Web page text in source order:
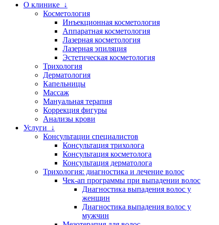
О клинике ↓
Косметология
Инъекционная косметология
Аппаратная косметология
Лазерная косметология
Лазерная эпиляция
Эстетическая косметология
Трихология
Дерматология
Капельницы
Массаж
Мануальная терапия
Коррекция фигуры
Анализы крови
Услуги ↓
Консультации специалистов
Консультация трихолога
Консультация косметолога
Консультация дерматолога
Трихология: диагностика и лечение волос
Чек-ап программы при выпадении волос
Диагностика выпадения волос у
женщин
Диагностика выпадения волос у
мужчин